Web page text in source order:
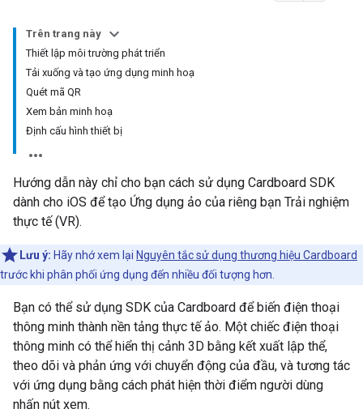
Trên trang này
Thiết lập môi trường phát triển
Tải xuống và tạo ứng dụng minh hoạ
Quét mã QR
Xem bản minh hoạ
Định cấu hình thiết bị
Hướng dẫn này chỉ cho bạn cách sử dụng Cardboard SDK
dành cho iOS để tạo Ứng dụng ảo của riêng bạn Trải nghiệm
thực tế (VR).
Lưu ý: Hãy nhớ xem lại Nguyên tắc sử dụng thương hiệu Cardboard
trước khi phân phối ứng dụng đến nhiều đối tượng hơn.
Bạn có thể sử dụng SDK của Cardboard để biến điện thoại
thông minh thành nền tảng thực tế ảo. Một chiếc điện thoại
thông minh có thể hiển thị cảnh 3D bằng kết xuất lập thể,
theo dõi và phản ứng với chuyển động của đầu, và tương tác
với ứng dụng bằng cách phát hiện thời điểm người dùng
nhấn nút xem.